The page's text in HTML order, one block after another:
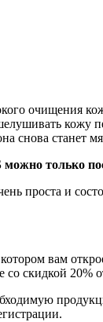
очищения
снова станет
только
проста и
вам
скидкой 20%